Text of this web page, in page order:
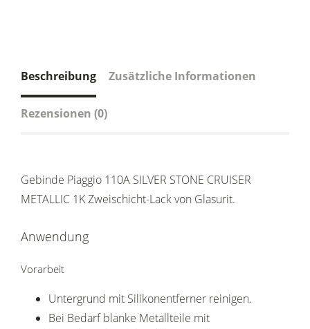
Beschreibung Zusätzliche Informationen
Rezensionen (0)
Gebinde Piaggio 110A SILVER STONE CRUISER
METALLIC 1K Zweischicht-Lack von Glasurit.
Anwendung
Vorarbeit
Untergrund mit Silikonentferner reinigen.
Bei Bedarf blanke Metallteile mit